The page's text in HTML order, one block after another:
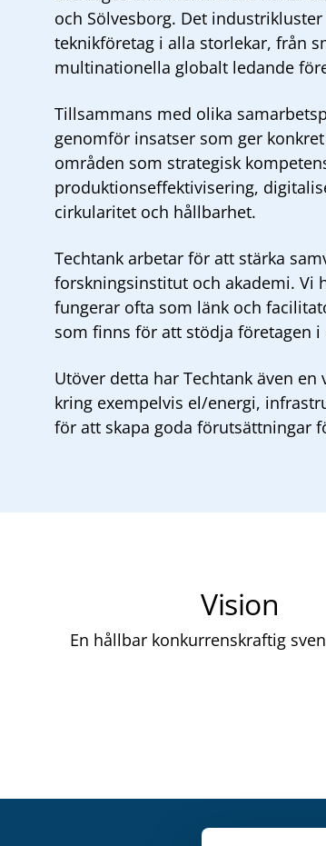
och Sölvesborg. Det industrikluster
teknikföretag i alla storlekar, från
multinationella globalt ledande
Tillsammans med olika
genomför insatser som ger
områden som strategisk
produktionseffektivisering,
cirkularitet och hållbarhet.
Techtank arbetar för att stärka
forskningsinstitut och akademi. Vi
fungerar ofta som länk och
som finns för att stödja företagen i
Utöver detta har Techtank även
kring exempelvis el/energi,
för att skapa goda förutsättningar
Vision
En hållbar konkurrenskraftig